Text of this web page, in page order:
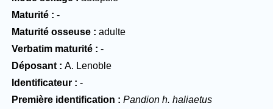
Maturité
-
Maturité osseuse
adulte
Verbatim maturité
-
Déposant
A. Lenoble
Identificateur
-
Première identification
Pandion h. haliaetus